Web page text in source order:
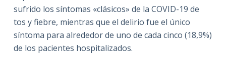
sufrido los síntomas «clásicos» de la COVID-19 de
tos y fiebre, mientras que el delirio fue el único
síntoma para alrededor de uno de cada cinco (18,9%)
de los pacientes hospitalizados.